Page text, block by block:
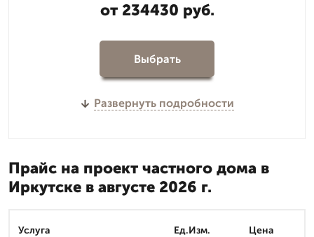
от 234430 руб.
Выбрать
Развернуть подробности
Прайс на проект частного дома в
Иркутске в августе 2026 г.
Услуга Ед.Изм. Цена